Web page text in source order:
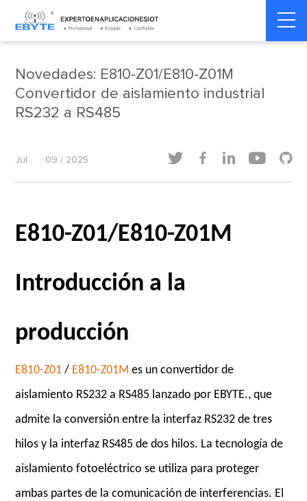
Home > Dinámica del producto Dinámica del producto
Novedades: E810-Z01/E810-Z01M
Convertidor de aislamiento industrial
RS232 a RS485
Jul 09 / 2025     
E810-Z01/E810-Z01M
Introducción a la
producción
E810-Z01 / E810-Z01M es un convertidor de
aislamiento RS232 a RS485 lanzado por EBYTE., que
admite la conversión entre la interfaz RS232 de tres
hilos y la interfaz RS485 de dos hilos. La tecnología de
aislamiento fotoeléctrico se utiliza para proteger
ambas partes de la comunicación de interferencias. El